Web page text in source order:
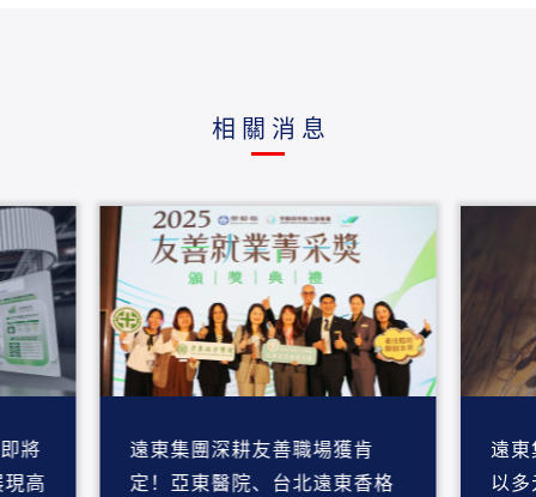
相關消息
將
遠東集團深耕友善職場獲肯
定！亞東醫院、台北遠東香格
遠
以